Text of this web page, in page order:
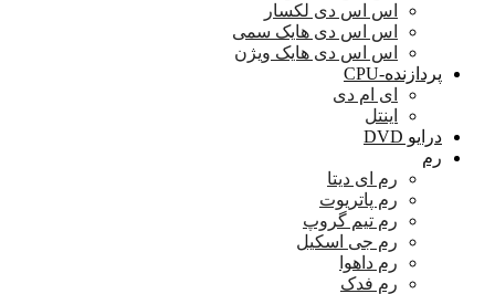
اس اس دی لکسار
اس اس دی هایک سمی
اس اس دی هایک ویژن
پردازنده-CPU
ای ام دی
اینتل
درایو DVD
رم
رم ای دیتا
رم پاتریوت
رم تیم گروپ
رم جی اسکیل
رم داهوا
رم فدک